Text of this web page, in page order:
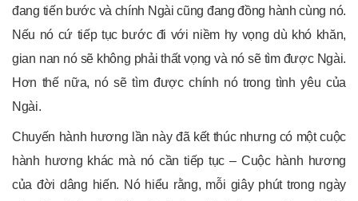
đang tiến bước và chính Ngài cũng đang đồng hành cùng nó.
Nếu nó cứ tiếp tục bước đi với niềm hy vọng dù khó khăn,
gian nan nó sẽ không phải thất vọng và nó sẽ tìm được Ngài.
Hơn thế nữa, nó sẽ tìm được chính nó trong tình yêu của
Ngài.
Chuyến hành hương lần này đã kết thúc nhưng có một cuộc
hành hương khác mà nó cần tiếp tục – Cuộc hành hương
của đời dâng hiến. Nó hiểu rằng, mỗi giây phút trong ngày